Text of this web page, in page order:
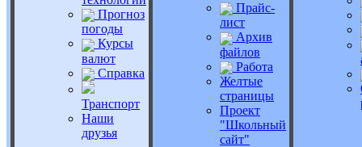
Прогноз
погоды
Курсы
валют
Справка
Транспорт
Наши
друзья
Прайс-
лист
Архив
файлов
Работа
Желтые
страницы
Проект
"Школьный
сайт"